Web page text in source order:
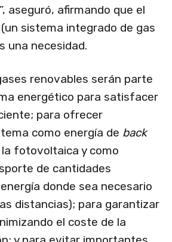
aseguró, afirmando que el
sistema integrado de gas
una necesidad.
renovables serán parte
energético para satisfacer
para ofrecer
como energía de back
fotovoltaica y como
de cantidades
donde sea necesario
distancias); para garantizar
el coste de la